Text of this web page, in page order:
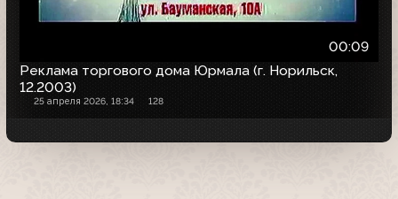
00:09
Реклама торгового дома Юрмала (г. Норильск,
12.2003)
25 апреля 2026, 18:34 128